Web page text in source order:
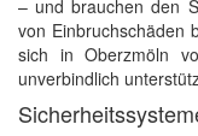
– und brauchen den
von Einbruchschäden
sich in Oberzmöln
unverbindlich